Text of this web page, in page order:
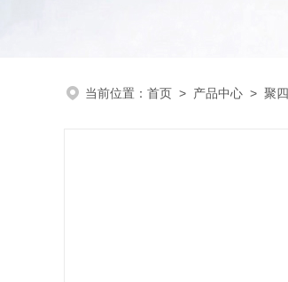
当前位置： 首页 > 产品中心 > 聚